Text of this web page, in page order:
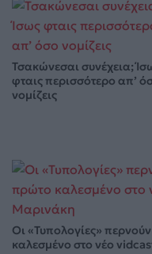
Τσακώνεσαι συνέχεια;
φταις περισσότερο απ’
νομίζεις
Οι «Τυπολογίες»
καλεσμένο στο νέο